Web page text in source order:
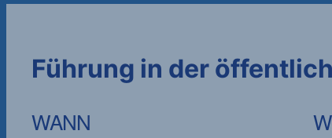
Führung in der
WANN